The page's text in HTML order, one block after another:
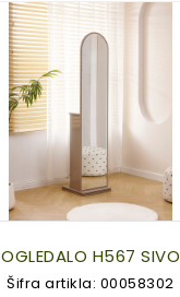
OGLEDALO H567 SIVO
Šifra artikla: 00058302